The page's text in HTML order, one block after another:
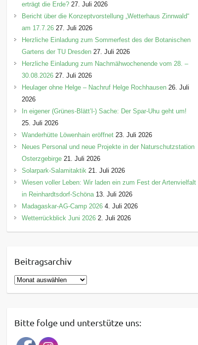
erträgt die Erde? 27. Juli 2026
Bericht über die Konzeptvorstellung „Wetterhaus Zinnwald“
am 17.7.26 27. Juli 2026
Herzliche Einladung zum Sommerfest des der Botanischen
Gartens der TU Dresden 27. Juli 2026
Herzliche Einladung zum Nachmähwochenende vom 28. –
30.08.2026 27. Juli 2026
Heulager ohne Helge – Nachruf Helge Rochhausen 26. Juli
2026
In eigener (Grünes-Blätt’l-) Sache: Der Spar-Uhu geht um!
25. Juli 2026
Wanderhütte Löwenhain eröffnet 23. Juli 2026
Neues Personal und neue Projekte in der Naturschutzstation
Osterzgebirge 21. Juli 2026
Solarpark-Salamitaktik 21. Juli 2026
Wiesen voller Leben: Wir laden ein zum Fest der Artenvielfalt
in Reinhardtsdorf-Schöna 13. Juli 2026
Madagaskar-AG-Camp 2026 4. Juli 2026
Wetterrückblick Juni 2026 2. Juli 2026
Beitragsarchiv
B
e
rBitte folge und unterstütze uns: